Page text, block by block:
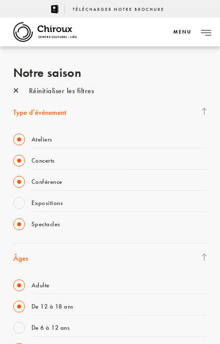
TÉLÉCHARGER NOTRE BROCHURE
CENTRE CULTUREL - LIÈGE
MENU
Notre saison
Réinitialiser les filtres
Type d’événement
Ateliers
Concerts
Conférence
Expositions
Spectacles
Âges
Adulte
De 12 à 18 ans
De 6 à 12 ans